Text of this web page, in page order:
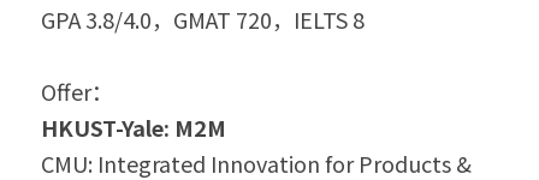
GPA 3.8/4.0，GMAT 720，IELTS 8
Offer：
HKUST-Yale: M2M
CMU: Integrated Innovation for Products &